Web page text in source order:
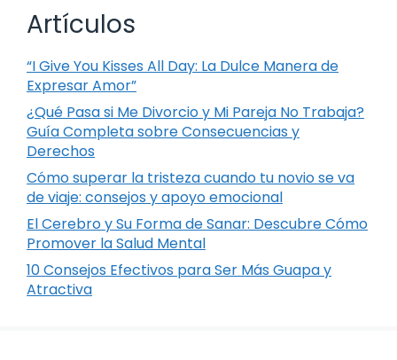
Artículos
“I Give You Kisses All Day: La Dulce Manera de
Expresar Amor”
¿Qué Pasa si Me Divorcio y Mi Pareja No Trabaja?
Guía Completa sobre Consecuencias y
Derechos
Cómo superar la tristeza cuando tu novio se va
de viaje: consejos y apoyo emocional
El Cerebro y Su Forma de Sanar: Descubre Cómo
Promover la Salud Mental
10 Consejos Efectivos para Ser Más Guapa y
Atractiva